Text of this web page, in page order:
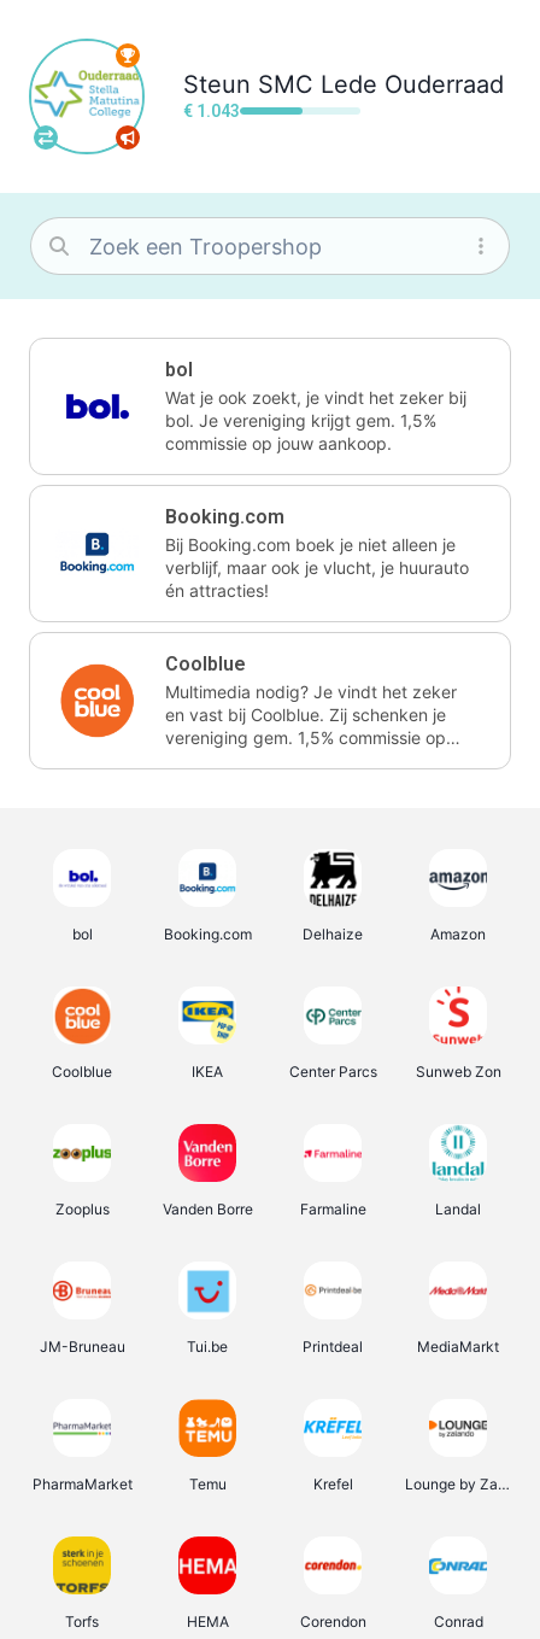
Steun SMC Lede Ouderraad
€ 1.043
bol
Wat je ook zoekt, je vindt het zeker bij
bol. Je vereniging krijgt gem. 1,5%
commissie op jouw aankoop.
Booking.com
Bij Booking.com boek je niet alleen je
verblijf, maar ook je vlucht, je huurauto
én attracties!
Coolblue
Multimedia nodig? Je vindt het zeker
en vast bij Coolblue. Zij schenken je
vereniging gem. 1,5% commissie op
bol Booking.com Delhaize Amazon
Coolblue IKEA Center Parcs Sunweb Zon
Zooplus Vanden Borre Farmaline Landal
JM-Bruneau Tui.be Printdeal MediaMarkt
PharmaMarket Temu Krefel Lounge by Zalando
Torfs HEMA Corendon Conrad